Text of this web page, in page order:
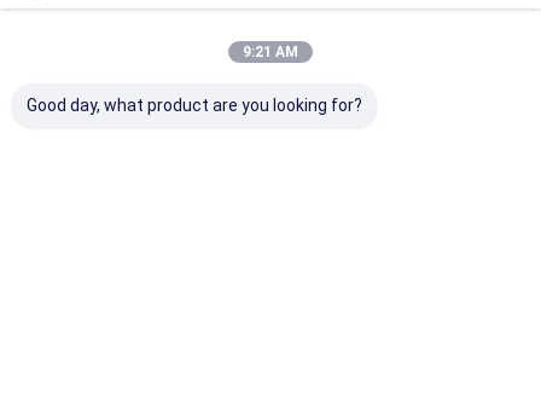
metallografische Ausrüstung
250mm Disketten-Durchmesser-metallografische
Geschwindigkeits-Modus
9:21 AM
Good day, what product are you looking for?